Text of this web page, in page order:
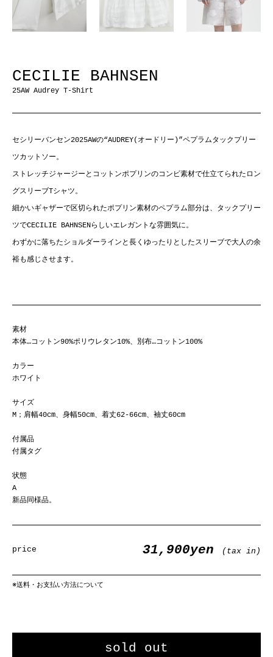
CECILIE BAHNSEN
25AW Audrey T-Shirt
セシリーバンセン2025AWの“AUDREY(オードリー)”ペプラムタックプリー
ツカットソー。
ストレッチジャージーとコットンポプリンのコンビ素材で仕立てられたロン
グスリーブTシャツ。
細かいギャザーで区切られたポプリン素材のペプラム部分は、タックプリー
ツでCECILIE BAHNSENらしいエレガントな雰囲気に。
わずかに落ちたショルダーラインと長くゆったりとしたスリーブで大人の余
裕も感じさせます。
素材
本体…コットン90%ポリウレタン10%、別布…コットン100%
カラー
ホワイト
サイズ
M；肩幅40cm、身幅50cm、着丈62-66cm、袖丈60cm
付属品
付属タグ
状態
A
新品同様品。
price 31,900yen (tax in)
※送料・お支払い方法について
sold out